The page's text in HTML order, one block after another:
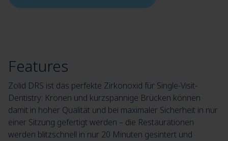
Features
Zolid DRS ist das perfekte Zirkonoxid für Single-Visit-
Dentistry: Kronen und kurzspannige Brücken können
damit in hoher Qualität und bei maximaler Sicherheit in nur
einer Sitzung gefertigt werden – die Restaurationen
werden blitzschnell in nur 20 Minuten gesintert und